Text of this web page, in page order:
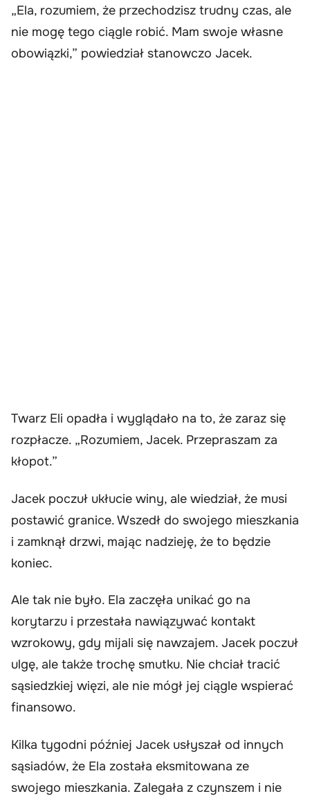
„Ela, rozumiem, że przechodzisz trudny czas, ale
nie mogę tego ciągle robić. Mam swoje własne
obowiązki,” powiedział stanowczo Jacek.
Twarz Eli opadła i wyglądało na to, że zaraz się
rozpłacze. „Rozumiem, Jacek. Przepraszam za
kłopot.”
Jacek poczuł ukłucie winy, ale wiedział, że musi
postawić granice. Wszedł do swojego mieszkania
i zamknął drzwi, mając nadzieję, że to będzie
koniec.
Ale tak nie było. Ela zaczęła unikać go na
korytarzu i przestała nawiązywać kontakt
wzrokowy, gdy mijali się nawzajem. Jacek poczuł
ulgę, ale także trochę smutku. Nie chciał tracić
sąsiedzkiej więzi, ale nie mógł jej ciągle wspierać
finansowo.
Kilka tygodni później Jacek usłyszał od innych
sąsiadów, że Ela została eksmitowana ze
swojego mieszkania. Zalegała z czynszem i nie